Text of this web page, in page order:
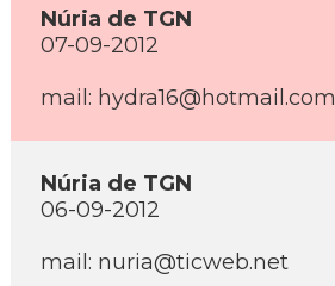
Núria de TGN
07-09-2012
mail: hydra16@hotmail.com
Núria de TGN
06-09-2012
mail: nuria@ticweb.net